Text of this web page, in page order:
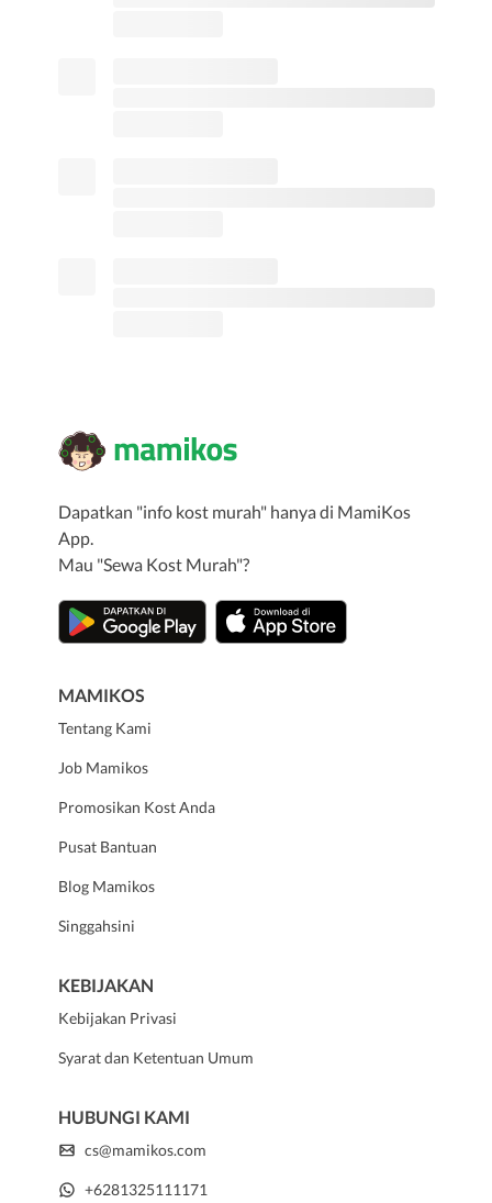
Dapatkan "info kost murah" hanya di MamiKos
App.
Mau "Sewa Kost Murah"?
MAMIKOS
Tentang Kami
Job Mamikos
Promosikan Kost Anda
Pusat Bantuan
Blog Mamikos
Singgahsini
KEBIJAKAN
Kebijakan Privasi
Syarat dan Ketentuan Umum
HUBUNGI KAMI
cs@mamikos.com
+6281325111171